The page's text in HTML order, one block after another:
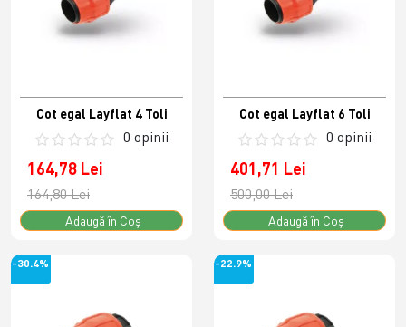
Cot egal Layflat 4 Toli
0 opinii
164,78 Lei
164,80 Lei
Adaugă în Coş
Cot egal Layflat 6 Toli
0 opinii
401,71 Lei
500,00 Lei
Adaugă în Coş
-30.4% -22.9%